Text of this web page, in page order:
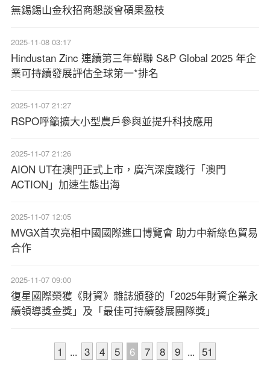
無錫錫山金秋招商懇談會碩果盈枝
2025-11-08 03:17
Hindustan Zinc 連續第三年蟬聯 S&P Global 2025 年企
業可持續發展評估全球第一*排名
2025-11-07 21:27
RSPO呼籲擴大小型農戶參與並提升科技應用
2025-11-07 21:26
AION UT在澳門正式上市，廣汽深度踐行「澳門
ACTION」加速生態出海
2025-11-07 12:05
MVGX首次亮相中國國際進口博覽會 助力中新綠色貿易
合作
2025-11-07 09:00
復星國際榮獲《財資》雜誌頒發的「2025年財資企業永
續領導獎金獎」及「最佳可持續發展團隊獎」
1 ... 3 4 5 6 7 8 9 ... 51